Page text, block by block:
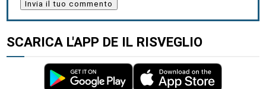
SCARICA L'APP DE IL RISVEGLIO